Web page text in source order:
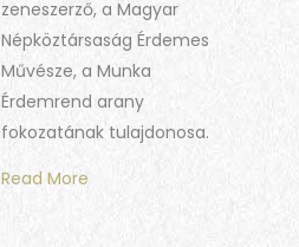
zeneszerző, a Magyar
Népköztársaság Érdemes
Művésze, a Munka
Érdemrend arany
fokozatának tulajdonosa.
Read More